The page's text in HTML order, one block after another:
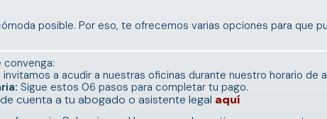
posible. Por eso, te ofrecemos varias opciones para que
convenga:
invitamos a acudir a nuestras oficinas durante nuestro horario de
Sigue estos 06 pasos para completar tu pago.
cuenta a tu abogado o asistente legal aquí